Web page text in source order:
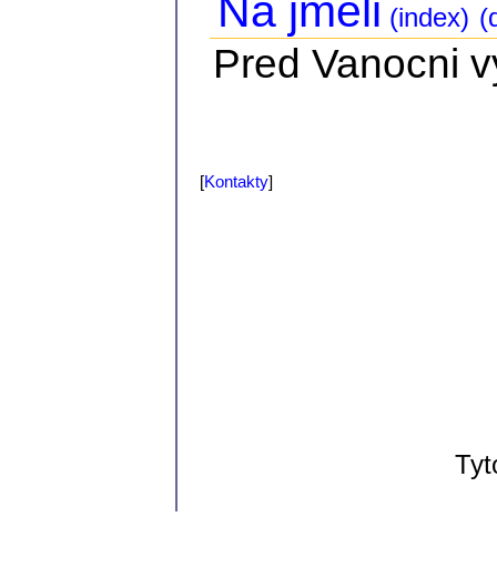
Na jmeli (index)
Pred Vanocni
[Kontakty]